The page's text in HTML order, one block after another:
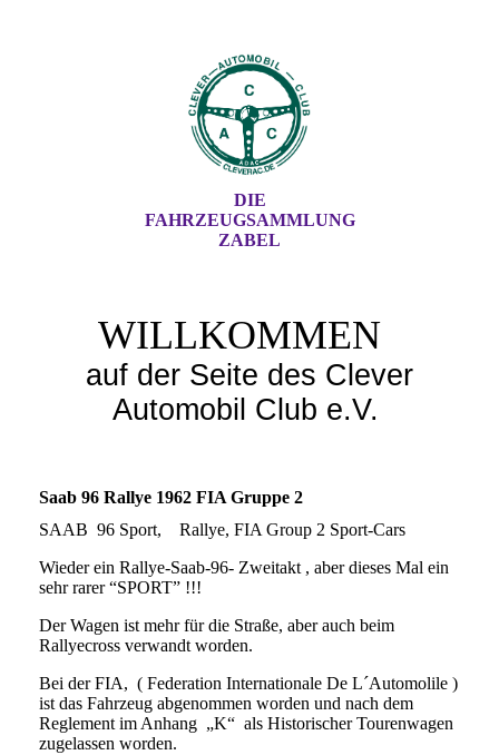
DIE
FAHRZEUGSAMMLUNG
ZABEL
WILLKOMMEN
auf der Seite des Clever
Automobil Club e.V.
Saab 96 Rallye 1962 FIA Gruppe 2
SAAB 96 Sport, Rallye, FIA Group 2 Sport-Cars
Wieder ein Rallye-Saab-96- Zweitakt , aber dieses Mal ein
sehr rarer “SPORT” !!!
Der Wagen ist mehr für die Straße, aber auch beim
Rallyecross verwandt worden.
Bei der FIA, ( Federation Internationale De L´Automolile )
ist das Fahrzeug abgenommen worden und nach dem
Reglement im Anhang „K“ als Historischer Tourenwagen
zugelassen worden.